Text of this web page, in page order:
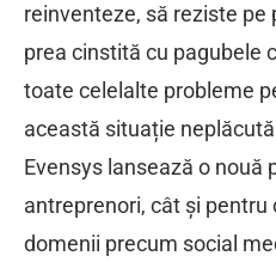
reinventeze, să reziste
prea cinstită cu pagubele
toate celelalte probleme
această situație
Evensys lansează o nouă
antreprenori, cât și
domenii precum social